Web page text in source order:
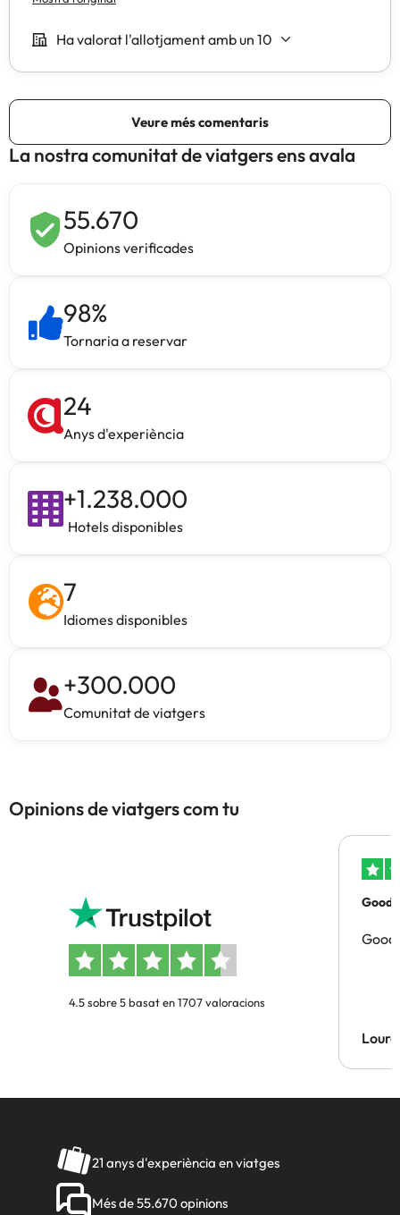
La nostra comunitat de viatgers ens avala
55.670
Opinions verificades
98%
Tornaria a reservar
24
Anys d'experiència
+1.238.000
Hotels disponibles
7
Idiomes disponibles
+300.000
Comunitat de viatgers
Opinions de viatgers com tu
4.5 sobre 5 basat en 1707 valoracions
Good
Good
21 anys d'experiència en viatges
Més de 55.670 opinions